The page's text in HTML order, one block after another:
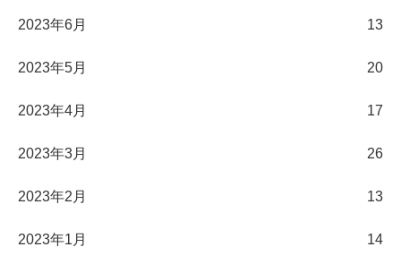
2023年6月 13
2023年5月 20
2023年4月 17
2023年3月 26
2023年2月 13
2023年1月 14